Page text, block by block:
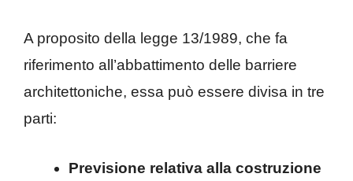
A proposito della legge 13/1989, che fa
riferimento all’abbattimento delle barriere
architettoniche, essa può essere divisa in tre
parti:
Previsione relativa alla costruzione